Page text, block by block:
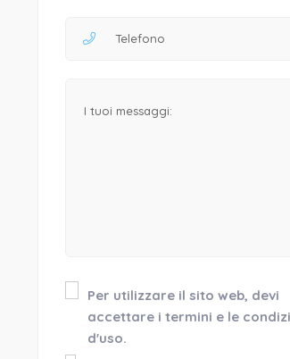
Per utilizzare il sito web, devi
accettare i termini e le
d'uso.